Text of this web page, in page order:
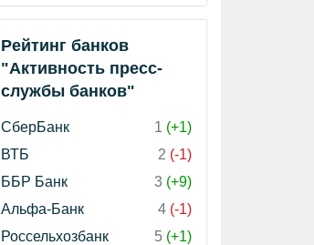
Рейтинг банков
"Активность пресс-
службы банков"
СберБанк 1 (+1)
ВТБ
2 (-1)
ББР Банк
3 (+9)
Альфа-Банк
4 (-1)
Россельхозбанк
5 (+1)